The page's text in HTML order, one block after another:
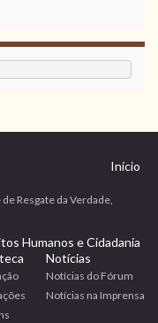
Início
Resgate da Verdade,
Humanos e Cidadania
Notícias
Notícias do Fórum
Notícias na Imprensa